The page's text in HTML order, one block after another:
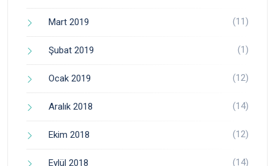
Mart 2019 (11)
Şubat 2019 (1)
Ocak 2019 (12)
Aralık 2018 (14)
Ekim 2018 (12)
Eylül 2018 (14)